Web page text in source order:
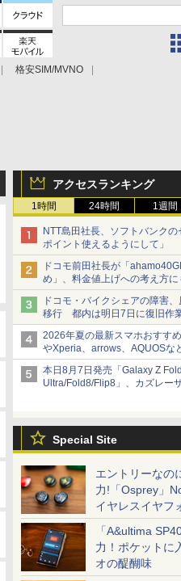
格安SIM/MVNO
アクセスランキング
1時間 24時間 1週間
NTT島田社長、ソフトバンクの
ポイント使えるようにして」
ドコモ前田社長が「
め」、料金値上げへの考え方に
ドコモ・バイクシェアの障害
移行 都内は明日7日に復旧作
2026年夏の最新スマホおすす
やXperia、arrows、AQUOSな
徴は
本日8月7日発売「Galaxy Z
Ultra/Fold8/Flip8」、カズレー
Special Site
エントリーなの
力!「Osprey」
イヤレスイヤフ
一気に聴く
「A&ultima
力！ポケットに
オの醍醐味